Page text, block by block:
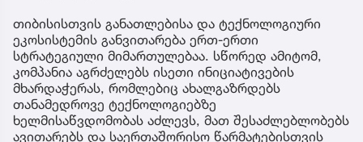
თიბისისთვის განათლებისა და ტექნოლოგიური
ეკოსისტემის განვითარება ერთ-ერთი
სტრატეგიული მიმართულებაა. სწორედ ამიტომ,
კომპანია აგრძელებს ისეთი ინიციატივების
მხარდაჭერას, რომლებიც ახალგაზრდებს
თანამედროვე ტექნოლოგიებზე
ხელმისაწვდომობას აძლევს, მათ შესაძლებლობებს
ავითარებს და საერთაშორისო წარმატებისთვის